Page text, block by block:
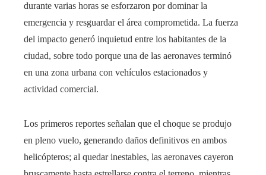
durante varias horas se esforzaron por dominar la
emergencia y resguardar el área comprometida. La fuerza
del impacto generó inquietud entre los habitantes de la
ciudad, sobre todo porque una de las aeronaves terminó
en una zona urbana con vehículos estacionados y
actividad comercial.
Los primeros reportes señalan que el choque se produjo
en pleno vuelo, generando daños definitivos en ambos
helicópteros; al quedar inestables, las aeronaves cayeron